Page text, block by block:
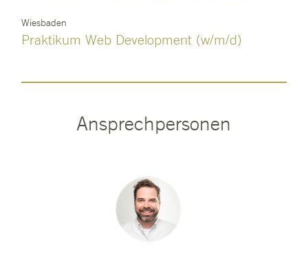
Wiesbaden
Praktikum Web Development (w/m/d)
Ansprechpersonen